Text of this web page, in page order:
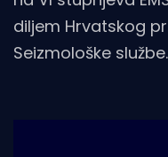
diljem Hrvatskog
Seizmološke službe.